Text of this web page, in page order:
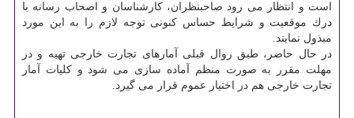
است و انتظار می رود صاحبنظران، كارشناسان و اصحاب رسانه با
درك موقعیت و شرایط حساس كنونی توجه لازم را به این مورد
مبذول نمایند.
در حال حاضر، طبق روال قبلی آمارهای تجارت خارجی تهیه و در
مهلت مقرر به صورت منظم آماده سازی می شود و كلیات آمار
تجارت خارجی هم در اختیار عموم قرار می گیرد.